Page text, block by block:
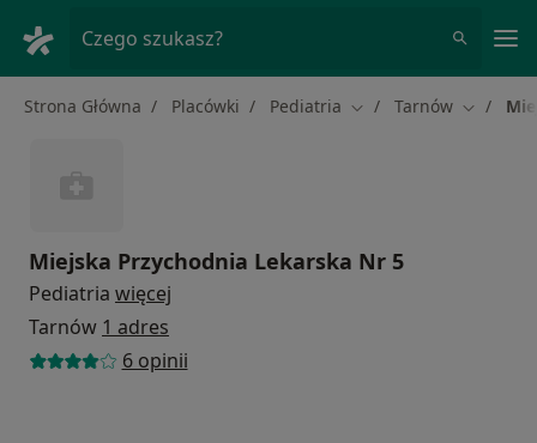
Czego szukasz?
Strona Główna Placówki Pediatria Zmień miasto
Tarnów Zmień
Miejska Przychodnia Lekarska Nr 5
Pediatria więcej
Tarnów 1 adres
6 opinii